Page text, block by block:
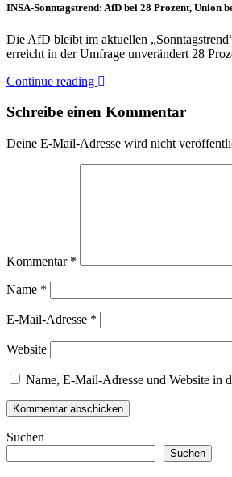
INSA-Sonntagstrend: AfD bei 28 Prozent, Union
Die AfD bleibt im aktuellen
erreicht in der Umfrage unverändert 28
Continue reading
Schreibe einen Kommentar
Deine E-Mail-Adresse wird nicht
Kommentar *
Name *
E-Mail-Adresse *
Website
Name, E-Mail-Adresse und Website in
Suchen
Suchen